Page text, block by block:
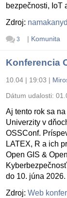
bezpečnosti, IoT
Zdroj:
3 | Komunita
Konferencia
10.04 | 19:03 |
Dátum udalosti:
Aj tento rok sa
Univerzity v
OSSConf.
LATEX, R a ich
Open GIS &
do 10. júna
Zdroj: Web